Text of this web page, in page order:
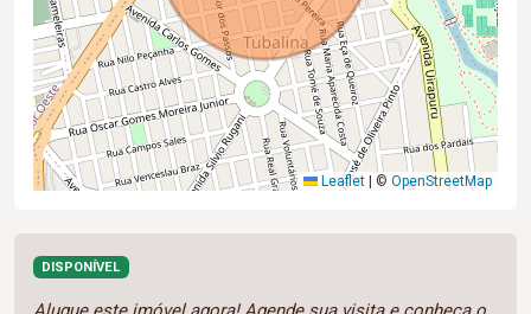
Leaflet © OpenStreetMap
DISPONÍVEL